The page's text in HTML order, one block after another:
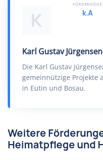
K
Karl Gustav
Die Karl Gustav
gemeinnützige Projekte
in Eutin und Bosau.
FÖRDERHÖHE
k.A
Weitere
Heimatpflege und